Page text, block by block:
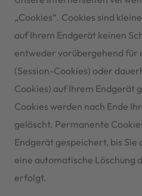
„Cookies“. Cookies sind
auf Ihrem Endgerät keinen
entweder vorübergehend für
(Session-Cookies) oder
Cookies) auf Ihrem Endgerät
Cookies werden nach Ende
gelöscht. Permanente
Endgerät gespeichert, bis Sie
eine automatische Löschung
erfolgt.